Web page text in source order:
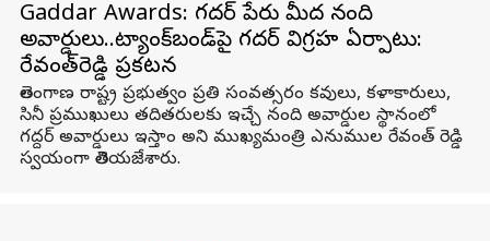
Gaddar Awards: గద్దర్ పేరు మీద నంది
అవార్డులు..ట్యాంక్‌బండ్‌పై గద్దర్‌ విగ్రహ ఏర్పాటు:
రేవంత్‌రెడ్డి ప్రకటన
తెలంగాణ రాష్ట్ర ప్రభుత్వం ప్రతి సంవత్సరం కవులు, కళాకారులు,
సినీ ప్రముఖులు తదితరులకు ఇచ్చే నంది అవార్డుల స్థానంలో
గద్దర్ అవార్డులు ఇస్తాం అని ముఖ్యమంత్రి ఎనుముల రేవంత్‌ రెడ్డి
స్వయంగా తెలియజేశారు.